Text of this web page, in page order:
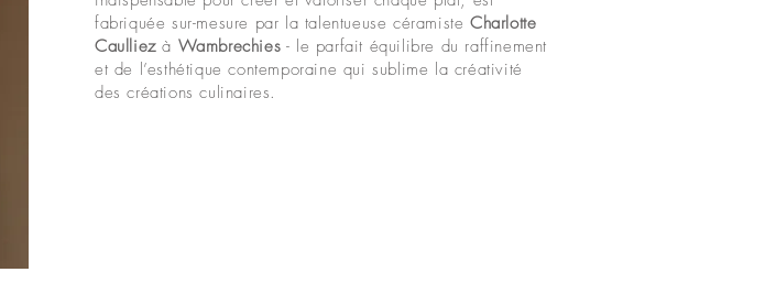
fabriquée sur-mesure par la talentueuse céramisteCharlotte
Caulliezà Wambrechies - le parfait équilibre du raffinement
et de l’esthétique contemporaine qui sublime la créativité
des créations culinaires.